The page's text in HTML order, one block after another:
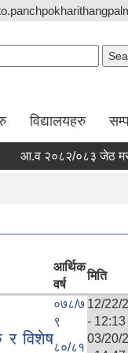
विद्यालयहरु
आ.व २०८२/०८३ जेठ मसान्त
आर्थिक
वर्ष
मिति
०७८/७
९
12/22/
- 12:13
र विशेष८०/८१
03/20/